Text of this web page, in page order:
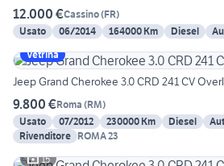
12.000 €Cassino(FR)
Usato
06/2014 164000 Km Diesel
Vetrina
Jeep Grand Cherokee 3.0 CRD 241 CV
9.800 €Roma (RM)
Usato
07/2012 230000 Km Diesel
Rivenditore ROMA 23
15